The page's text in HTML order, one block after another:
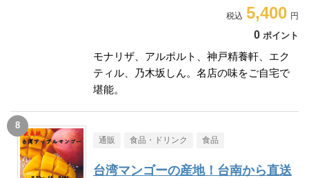
5,400
0 ポイント
モナリザ、アルポルト、神戸精養軒、エク
ティル、乃木坂しん。名店の味をご自宅で
堪能。
通販 食品・ドリンク 食品
台湾マンゴーの産地！台南から直送